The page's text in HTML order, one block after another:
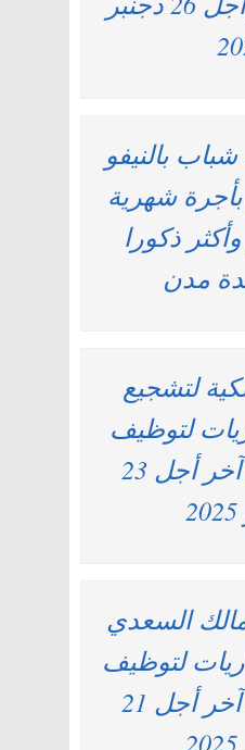
بالنيفو
شهرية
وأكثر ذكورا
مدن
لتشجيع
لتوظيف
02 مناصب. آخر أجل 23
السعدي
لتوظيف
04 مناصب. آخر أجل 21